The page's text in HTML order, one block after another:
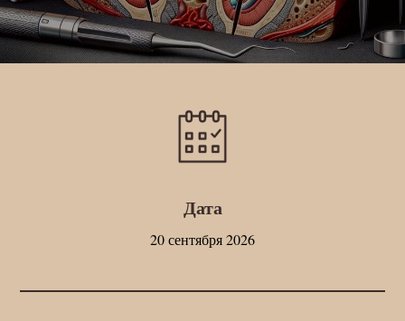
Дата
20 сентября 2026